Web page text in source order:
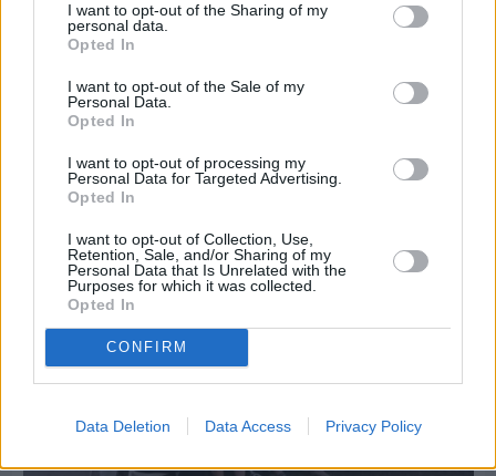
I want to opt-out of the Sharing of my
personal data.
Opted In
I want to opt-out of the Sale of my
Personal Data.
Opted In
I want to opt-out of processing my
Personal Data for Targeted Advertising.
Opted In
I want to opt-out of Collection, Use,
Retention, Sale, and/or Sharing of my
Personal Data that Is Unrelated with the
Purposes for which it was collected.
Opted In
CONFIRM
Data Deletion Data Access Privacy Policy
Πριν 5 ημέρες
πανηγύρι στη Σιδηρούντα